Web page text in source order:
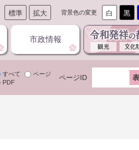
標準 拡大 背景色の変更 白 黒
市政情報
すべて
ページ
PDF
ページID